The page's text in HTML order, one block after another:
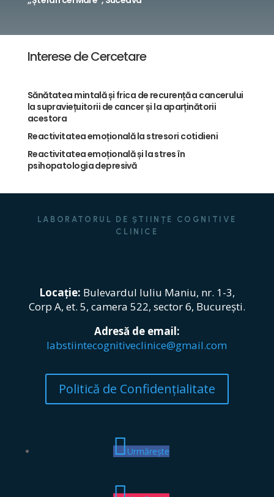
Interese de Cercetare
Sănătatea mintală și frica de recurență a cancerului
la supraviețuitorii de cancer și la aparținătorii
acestora
Reactivitatea emoțională la stresori cotidieni
Reactivitatea emoțională și la stres în
psihopatologia depresivă
LABORATORUL DE ȘTIINȚE COGNITIVE
CLINICE
Locație: Bulevardul Iuliu Maniu, nr. 1-3,
Corp A, et. 5, camera 522, sector 6, București.
Adresă de email:
labstiintecognitiveclinice@gmail.com
Politică de Confidențialitate
Urmărește